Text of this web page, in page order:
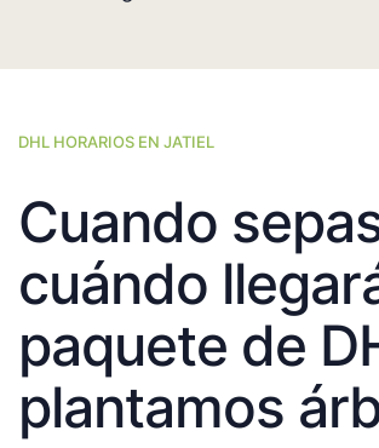
DHL HORARIOS EN JATIEL
Cuando
cuándo
paquete de
plantamos